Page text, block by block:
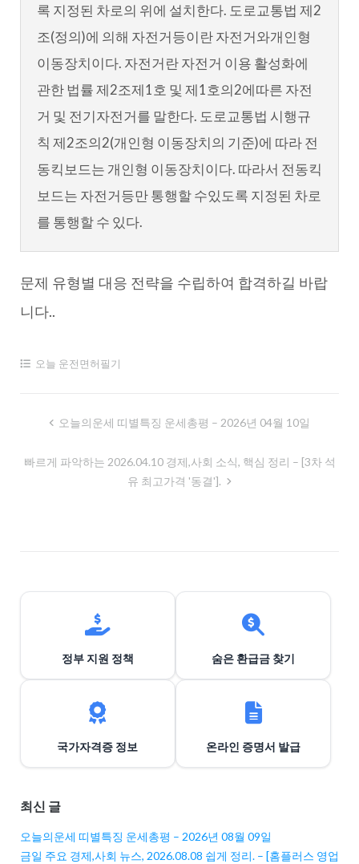
록 지정된 차로의 위에 설치한다. 도로교통법 제2
조(정의)에 의해 자전거등이란 자전거와개인형
이동장치이다. 자전거란 자전거 이용 활성화에
관한 법률 제2조제1호 및 제1호의2에따른 자전
거 및 전기자전거를 말한다. 도로교통법 시행규
칙 제2조의2(개인형 이동장치의 기준)에 따라 전
동킥보드는 개인형 이동장치이다. 따라서 전동킥
보드는 자전거등만 통행할 수있도록 지정된 차로
를 통행할 수 있다.
문제 유형별 대응 전략을 수립하여 합격하길 바랍
니다..
오늘 운전면허필기
비
오늘의운세 띠별특징 운세총평 – 2026년 04월 10일
빠르게 파악하는 2026.04.10 경제,사회 소식, 핵심 정리 – [3차 석
유 최고가격 '동결'].
정부 지원 정책 숨은 환급금 찾기
국가자격증 정보 온라인 증명서 발급
최신 글
오늘의운세 띠별특징 운세총평 – 2026년 08월 09일
금일 주요 경제,사회 뉴스, 2026.08.08 쉽게 정리. – [홈플러스 영업